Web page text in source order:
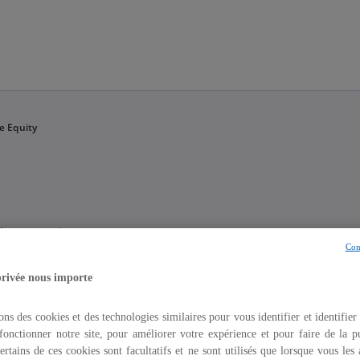
Equity
projets.
nous importe
des cookies et des technologies similaires pour vous identifier et identifier
notre site, pour améliorer votre expérience et pour faire de la
de ces cookies sont facultatifs et ne sont utilisés que lorsque vous les